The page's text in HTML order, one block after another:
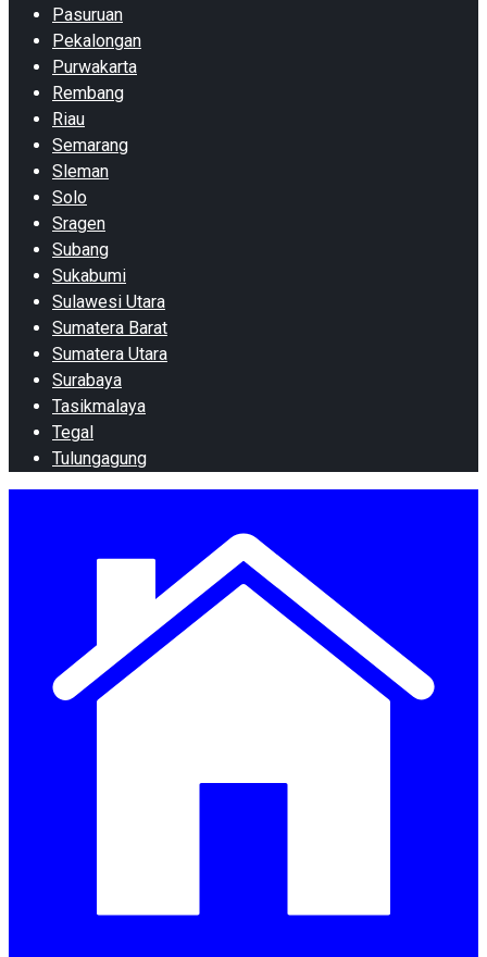
Pasuruan
Pekalongan
Purwakarta
Rembang
Riau
Semarang
Sleman
Solo
Sragen
Subang
Sukabumi
Sulawesi Utara
Sumatera Barat
Sumatera Utara
Surabaya
Tasikmalaya
Tegal
Tulungagung